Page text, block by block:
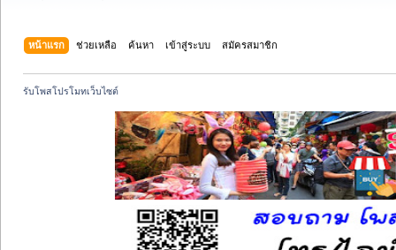
หน้าแรก ช่วยเหลือ ค้นหา เข้าสู่ระบบ สมัครสมาชิก
รับโพสโปรโมทเว็บไซต์